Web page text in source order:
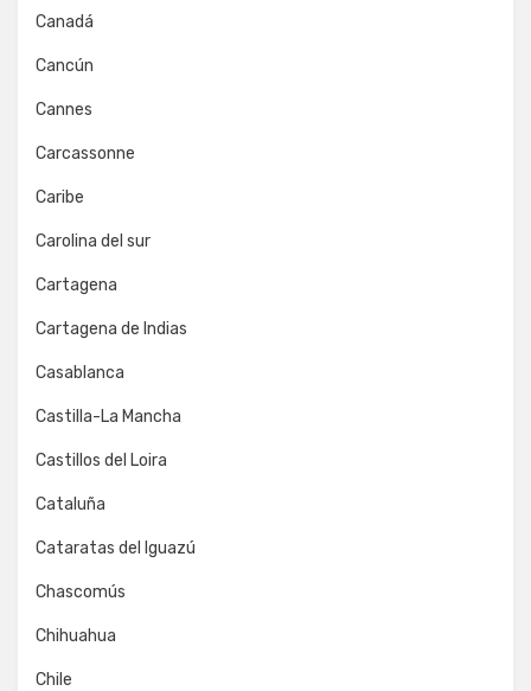
Canadá
Cancún
Cannes
Carcassonne
Caribe
Carolina del sur
Cartagena
Cartagena de Indias
Casablanca
Castilla-La Mancha
Castillos del Loira
Cataluña
Cataratas del Iguazú
Chascomús
Chihuahua
Chile